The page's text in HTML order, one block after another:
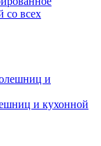
со всех
и кухонной